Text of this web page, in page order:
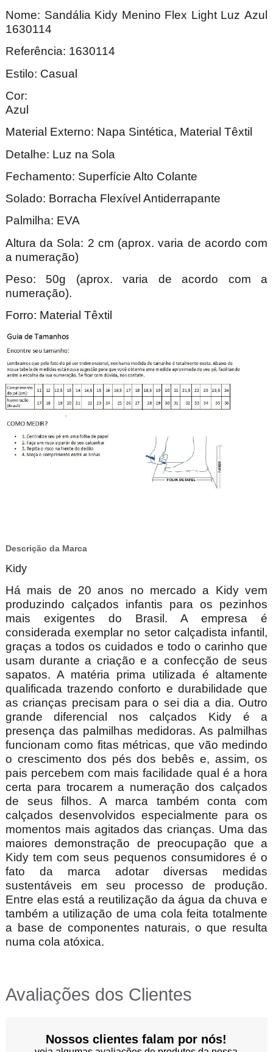
Nome: Sandália Kidy Menino Flex Light Luz Azul
1630114
Referência: 1630114
Estilo: Casual
Cor:
Material Externo: Napa Sintética, Material Têxtil
Detalhe: Luz na Sola
Fechamento: Superfície Alto Colante
Solado: Borracha Flexível Antiderrapante
Palmilha: EVA
Altura da Sola: 2 cm (aprox. varia de acordo com
a numeração)
Peso: 50g (aprox. varia de acordo com a
numeração).
Forro: Material Têxtil
Descrição da Marca
Kidy
Há mais de 20 anos no mercado a Kidy vem
produzindo calçados infantis para os pezinhos
mais exigentes do Brasil. A empresa é
considerada exemplar no setor calçadista infantil,
graças a todos os cuidados e todo o carinho que
usam durante a criação e a confecção de seus
sapatos. A matéria prima utilizada é altamente
qualificada trazendo conforto e durabilidade que
as crianças precisam para o sei dia a dia. Outro
grande diferencial nos calçados Kidy é a
presença das palmilhas medidoras. As palmilhas
funcionam como fitas métricas, que vão medindo
o crescimento dos pés dos bebês e, assim, os
pais percebem com mais facilidade qual é a hora
certa para trocarem a numeração dos calçados
de seus filhos. A marca também conta com
calçados desenvolvidos especialmente para os
momentos mais agitados das crianças. Uma das
maiores demonstração de preocupação que a
Kidy tem com seus pequenos consumidores é o
fato da marca adotar diversas medidas
sustentáveis em seu processo de produção.
Entre elas está a reutilização da água da chuva e
também a utilização de uma cola feita totalmente
a base de componentes naturais, o que resulta
numa cola atóxica.
Avaliações dos Clientes
Nossos clientes falam por nós!